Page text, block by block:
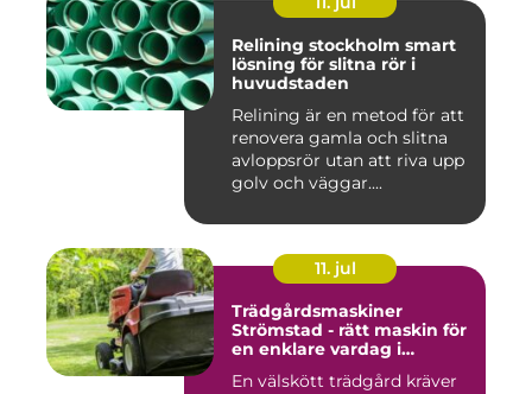
Relining stockholm smart
lösning för slitna rör i
huvudstaden
Relining är en metod för att
renovera gamla och slitna
avloppsrör utan att riva upp
golv och väggar....
11. jul
Trädgårdsmaskiner
Strömstad - rätt maskin för
en enklare vardag i
En välskött trädgård kräver